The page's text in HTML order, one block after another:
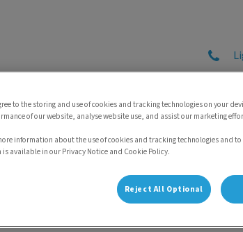
to the storing and use of cookies and tracking technologies on your
of our website, analyse website use, and assist our marketing
information about the use of cookies and tracking technologies and
available in our Privacy Notice and Cookie Policy.
Reject All Optional